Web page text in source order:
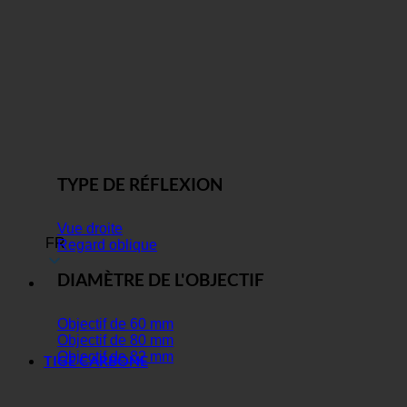
FR
TYPE DE RÉFLEXION
Vue droite
Regard oblique
DIAMÈTRE DE L'OBJECTIF
Objectif de 60 mm
Objectif de 80 mm
Objectif de 82 mm
TIGE CARBONE